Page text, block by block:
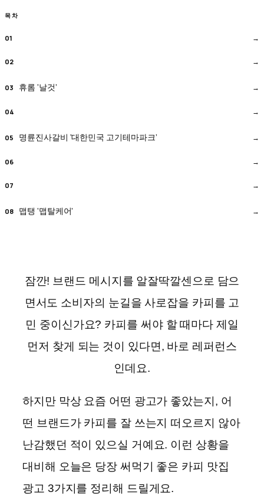
목차
휴롬 ‘날것’
명륜진사갈비 ‘대한민국 고기테마파크’
맵탱 ‘맵탈케어’
잠깐! 브랜드 메시지를 알잘딱깔센으로 담으
면서도 소비자의 눈길을 사로잡을 카피를 고
민 중이신가요? 카피를 써야 할 때마다 제일
먼저 찾게 되는 것이 있다면, 바로 레퍼런스
인데요.
하지만 막상 요즘 어떤 광고가 좋았는지, 어
떤 브랜드가 카피를 잘 쓰는지 떠오르지 않아
난감했던 적이 있으실 거예요. 이런 상황을
대비해 오늘은 당장 써먹기 좋은 카피 맛집
광고 3가지를 정리해 드릴게요.